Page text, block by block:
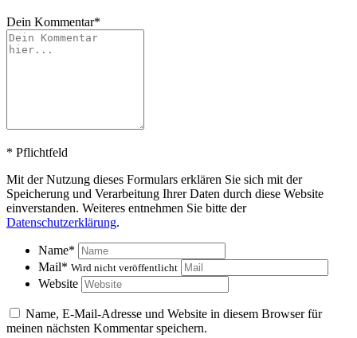
Dein Kommentar*
* Pflichtfeld
Mit der Nutzung dieses Formulars erklären Sie sich mit der
Speicherung und Verarbeitung Ihrer Daten durch diese Website
einverstanden. Weiteres entnehmen Sie bitte der
Datenschutzerklärung.
Name*
Mail* Wird nicht veröffentlicht
Website
Name, E-Mail-Adresse und Website in diesem Browser für
meinen nächsten Kommentar speichern.